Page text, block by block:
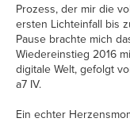
Prozess, der mir die
ersten Lichteinfall bis
Pause brachte mich
Wiedereinstieg 2016
digitale Welt, gefolgt
a7 IV.
Ein echter